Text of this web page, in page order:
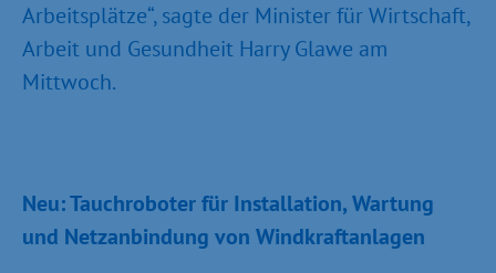
Arbeitsplätze“, sagte der Minister für Wirtschaft,
Arbeit und Gesundheit Harry Glawe am
Mittwoch.
Neu: Tauchroboter für Installation, Wartung
und Netzanbindung von Windkraftanlagen